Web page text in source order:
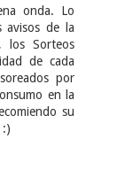
onda. Lo
avisos de la
los Sorteos
de cada
por
en la
su
:)